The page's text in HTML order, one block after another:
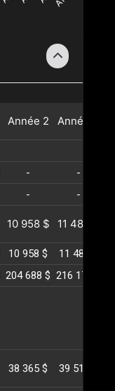
Année 2 Année
-
-
-
-
10 958 $ 11 484 $
10 958 $ 11 484 $
204 688 $ 216 173 $
38 365 $ 39 516 $